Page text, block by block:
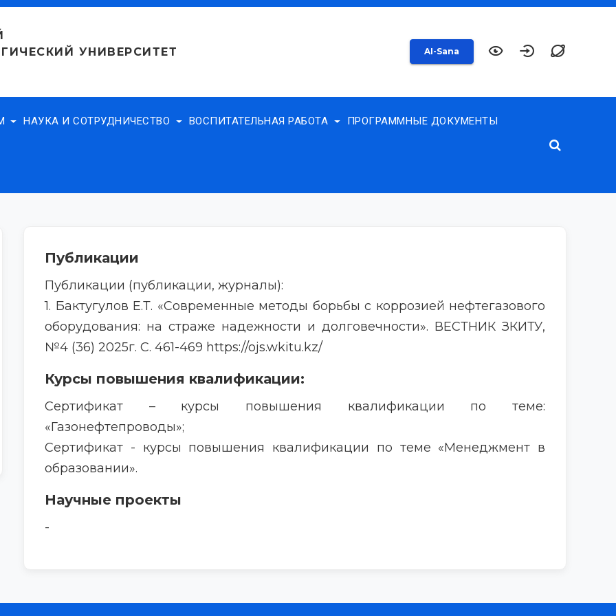
УНИВЕРСИТЕТ
AI-Sana
НАУКА И СОТРУДНИЧЕСТВО ВОСПИТАТЕЛЬНАЯ РАБОТА ПРОГРАММНЫЕ ДОКУМЕНТЫ
Публикации
Публикации (публикации, журналы):
1. Бактугулов Е.Т. «Современные методы борьбы с коррозией нефтегазового
оборудования: на страже надежности и долговечности». ВЕСТНИК ЗКИТУ,
№4 (36) 2025г. С. 461-469 https://ojs.wkitu.kz/
Курсы повышения квалификации:
Сертификат – курсы повышения квалификации по теме:
«Газонефтепроводы»;
Сертификат - курсы повышения квалификации по теме «Менеджмент в
образовании».
Научные проекты
-